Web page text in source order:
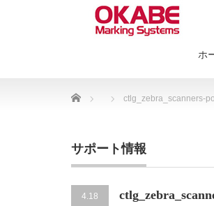
ホ
Home ctlg_zebra_scanners-
サポート情報
4.18